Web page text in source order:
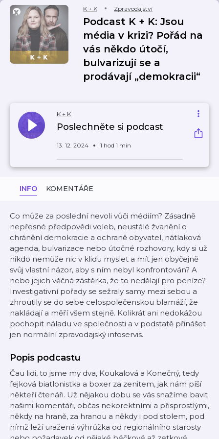
K + K Zpravodajství
Podcast K + K: Jsou
média v krizi? Pořád na
vás někdo útočí,
bulvarizují se a
prodávají „demokracii“
K + K
Poslechněte si podcast
13. 12. 2024 1 hod 1 min
INFO KOMENTÁŘE
Co může za poslední nevoli vůči médiím? Zásadně
nepřesné předpovědi voleb, neustálé žvanění o
chránění demokracie a ochraně obyvatel, nátlaková
agenda, bulvarizace nebo útočné rozhovory, kdy si už
nikdo nemůže nic v klidu myslet a mít jen obyčejně
svůj vlastní názor, aby s ním nebyl konfrontován? A
nebo jejich věčná zástěrka, že to nedělají pro peníze?
Investigativní pořady se sežraly samy mezi sebou a
zhroutily se do sebe celospolečenskou blamáží, že
nakládají a měří všem stejně. Kolikrát ani nedokážou
pochopit náladu ve společnosti a v podstatě přinášet
jen normální zpravodajský infoservis.
Popis podcastu
Čau lidi, to jsme my dva, Koukalová a Konečný, tedy
fejková biatlonistka a boxer za zenitem, jak nám píší
někteří čtenáři. Už nějakou dobu se vás snažíme bavit
našimi komentáři, občas nekorektními a přisprostlými,
někdy na hraně, za hranou a někdy i pod stolem, pod
nímž leží uražená výhrůžka od regionálního starosty